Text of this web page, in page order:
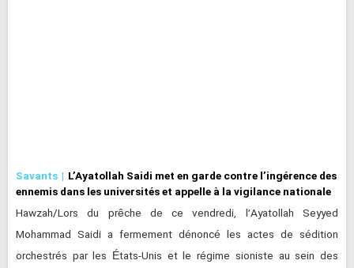
Savants
L’Ayatollah Saidi met en garde contre l’ingérence des
ennemis dans les universités et appelle à la vigilance nationale
Hawzah/Lors du prêche de ce vendredi, l’Ayatollah Seyyed
Mohammad Saidi a fermement dénoncé les actes de sédition
orchestrés par les États-Unis et le régime sioniste au sein des